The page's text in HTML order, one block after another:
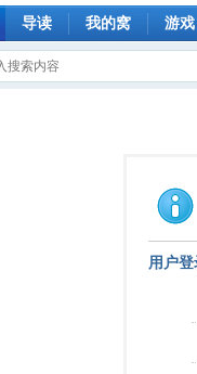
导读 我的窝 游戏
用户登